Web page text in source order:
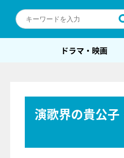
ドラマ・映画
演歌界の貴公